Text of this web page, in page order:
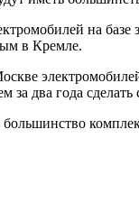
на
в Кремле.
за два года